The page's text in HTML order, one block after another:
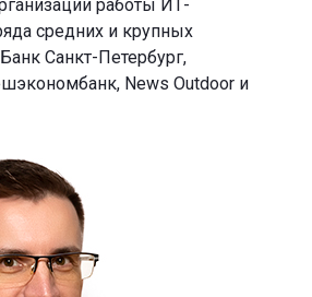
работы ИТ-
средних и крупных
Санкт-Петербург,
News Outdoor и